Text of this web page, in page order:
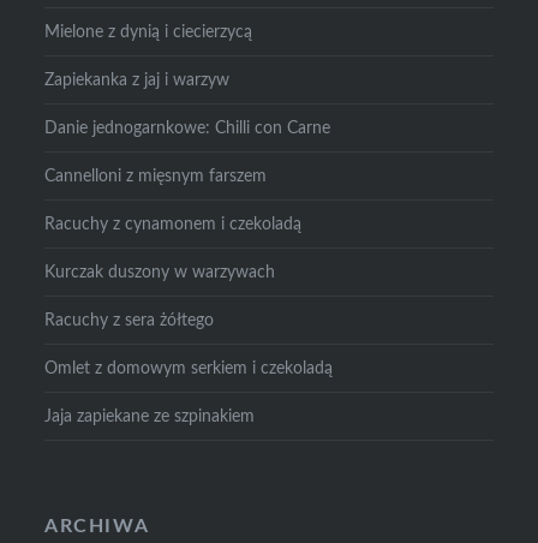
Mielone z dynią i ciecierzycą
Zapiekanka z jaj i warzyw
Danie jednogarnkowe: Chilli con Carne
Cannelloni z mięsnym farszem
Racuchy z cynamonem i czekoladą
Kurczak duszony w warzywach
Racuchy z sera żółtego
Omlet z domowym serkiem i czekoladą
Jaja zapiekane ze szpinakiem
ARCHIWA